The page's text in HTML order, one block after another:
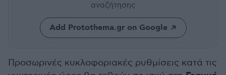
αναζήτησης
Add Protothema.gr on Google
Προσωρινές κυκλοφοριακές ρυθμίσεις κατά τις